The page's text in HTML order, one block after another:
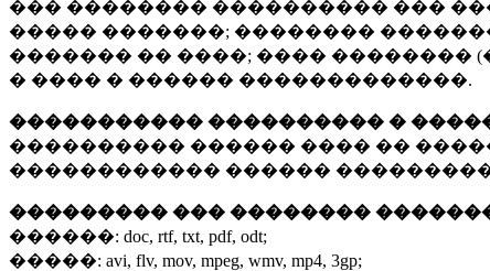
��� �������� ���������� ���
����� �������; ��������
������� �� ����; ���� ��������
� ���� � ������ �������������.
����������� ���������� �
���������� ������ ���� ��
������������ ������
��������� ��� ��������
������: doc, rtf, txt, pdf, odt;
�����: avi, flv, mov, mpeg, wmv, mp4, 3gp;